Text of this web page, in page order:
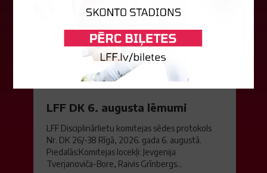
LFF DK 6. augusta lēmumi
LFF Disciplinārlietu komitejas sēdes protokols
Nr. DK 26/-38 Rīgā, 2026. gada 6. augustā.
Piedalās:Komitejas locekļi: Jevgenija
Tverjanoviča-Bore, Raivis Grīnbergs...